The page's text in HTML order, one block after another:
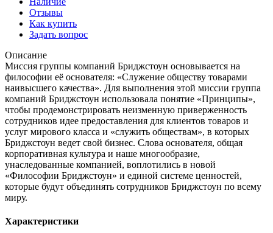
Отзывы
Как купить
Задать вопрос
Описание
Миссия группы компаний Бриджстоун основывается на
философии её основателя: «Служение обществу товарами
наивысшего качества». Для выполнения этой миссии группа
компаний Бриджстоун использовала понятие «Принципы»,
чтобы продемонстрировать неизменную приверженность
сотрудников идее предоставления для клиентов товаров и
услуг мирового класса и «служить обществам», в которых
Бриджстоун ведет свой бизнес. Слова основателя, общая
корпоративная культура и наше многообразие,
унаследованные компанией, воплотились в новой
«Философии Бриджстоун» и единой системе ценностей,
которые будут объединять сотрудников Бриджстоун по всему
миру.
Характеристики